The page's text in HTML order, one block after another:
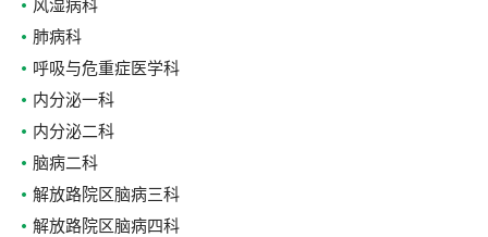
风湿病科
肺病科
呼吸与危重症医学科
内分泌一科
内分泌二科
脑病二科
解放路院区脑病三科
解放路院区脑病四科